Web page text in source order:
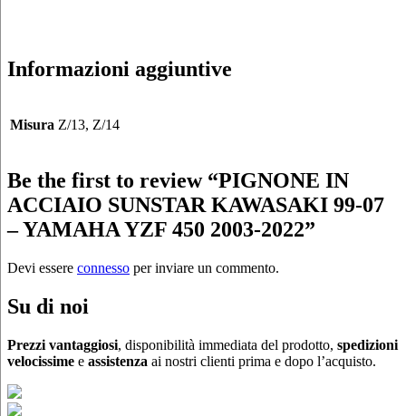
Informazioni aggiuntive
Misura Z/13, Z/14
Be the first to review “PIGNONE IN
ACCIAIO SUNSTAR KAWASAKI 99-07
– YAMAHA YZF 450 2003-2022”
Devi essere connesso per inviare un commento.
Su di noi
Prezzi vantaggiosi, disponibilità immediata del prodotto, spedizioni
velocissime e assistenza ai nostri clienti prima e dopo l’acquisto.